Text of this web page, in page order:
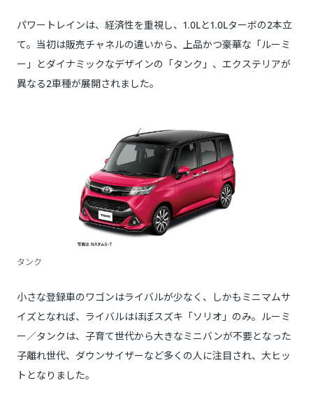
パワートレインは、経済性を重視し、1.0Lと1.0Lターボの2本立
て。当初は販売チャネルの違いから、上品かつ豪華な「ルーミ
ー」とダイナミックなデザインの「タンク」、エクステリアが
異なる2車種が展開されました。
タンク
小さな登録車のワゴンはライバルが少なく、しかもミニマムサ
イズとなれば、ライバルはほぼスズキ「ソリオ」のみ。ルーミ
ー／タンクは、子育て世代から大きなミニバンが不要となった
子離れ世代、ダウンサイザーなど多くの人に注目され、大ヒッ
トとなりました。